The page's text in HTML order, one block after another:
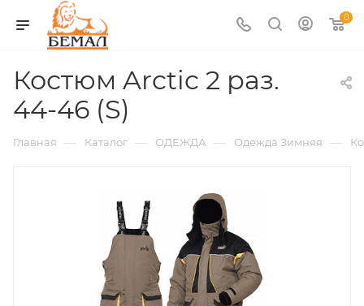
0
Костюм Arctic 2 раз.
44-46 (S)
Главная — Каталог — ОДЕЖДА — Одежда Зимняя —